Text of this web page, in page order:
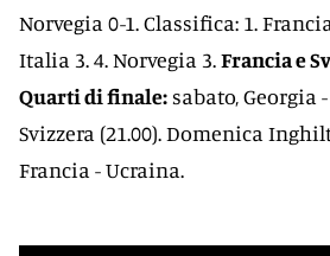
Norvegia 0-1. Classifica: 1.
Italia 3. 4. Norvegia 3.Francia e
Quarti di finale: sabato, Georgia
Svizzera (21.00). Domenica
Francia - Ucraina.